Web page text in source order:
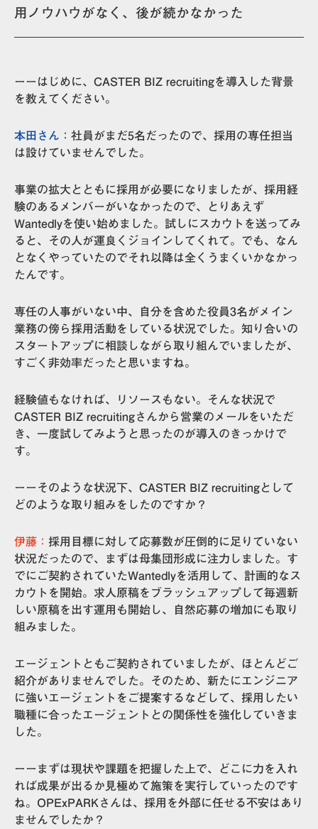
用ノウハウがなく、後が続かなかった
ーーはじめに、CASTER BIZ recruitingを導入した背景
を教えてください。
本田さん： 社員がまだ5名だったので、採用の専任担当
は設けていませんでした。
事業の拡大とともに採用が必要になりましたが、採用経
験のあるメンバーがいなかったので、とりあえず
Wantedlyを使い始めました。試しにスカウトを送ってみ
ると、その人が運良くジョインしてくれて。でも、なん
となくやっていたのでそれ以降は全くうまくいかなかっ
たんです。
専任の人事がいない中、自分を含めた役員3名がメイン
業務の傍ら採用活動をしている状況でした。知り合いの
スタートアップに相談しながら取り組んでいましたが、
すごく非効率だったと思いますね。
経験値もなければ、リソースもない。
そんな状況で
CASTER BIZ recruitingさんから営業のメールをいただ
き、一度試してみようと思ったのが導入のきっかけで
す。
ーーそのような状況下、CASTER BIZ recruitingとして
どのような取り組みをしたのですか？
伊藤： 採用目標に対して応募数が圧倒的に足りていない
状況だったので、まずは母集団形成に注力 しました。す
でにご契約されていたWantedlyを活用して、計画的なス
カウトを開始。求人原稿をブラッシュアップして毎週新
しい原稿を出す運用も開始し、自然応募の増加にも取り
組みました。
エージェントともご契約されていましたが、ほとんどご
紹介がありませんでした。そのため、新たにエンジニア
に強いエージェントをご提案するなどして、採用したい
職種に合ったエージェントとの関係性を強化していきま
した。
ーーまずは現状や課題を把握した上で、どこに力を入れ
れば成果が出るか見極めて施策を実行していったのです
ね。OPExPARKさんは、採用を外部に任せる不安はあり
ませんでしたか？